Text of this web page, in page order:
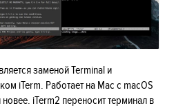
заменой Terminal и
iTerm. Работает на Mac с macOS
новее. iTerm2 переносит терминал в